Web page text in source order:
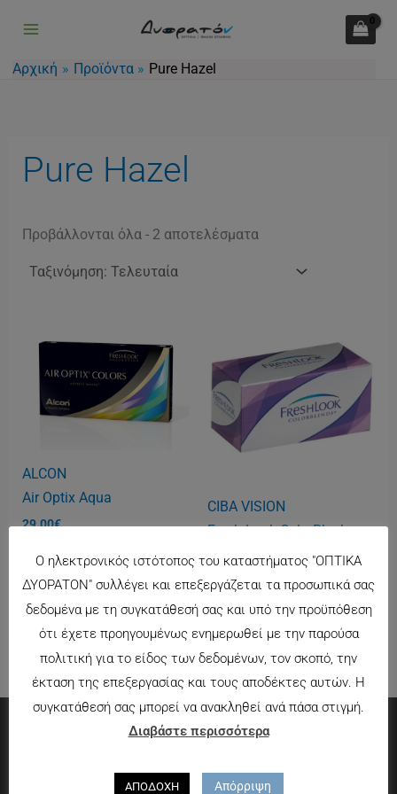
περιεχόμενο
Αρχική Προϊόντα Pure Hazel
Pure Hazel
Προβάλλονται όλα - 2 αποτελέσματα
ALCON
Air Optix Aqua
29.00€
CIBA VISION
Fresh Look ColorBlenb
28.00€
Ο ηλεκτρονικός ιστότοπος του καταστήματος "ΟΠΤΙΚΑ
ΔΥΟΡΑΤΟΝ" συλλέγει και επεξεργάζεται τα προσωπικά σας
δεδομένα με τη συγκατάθεσή σας και υπό την προϋπόθεση
ότι έχετε προηγουμένως ενημερωθεί με την παρούσα
πολιτική για το είδος των δεδομένων, τον σκοπό, την
έκταση της επεξεργασίας και τους αποδέκτες αυτών. Η
συγκατάθεσή σας μπορεί να ανακληθεί ανά πάσα στιγμή.
Διαβάστε περισσότερα
ΑΠΟΔΟΧΗ Απόρριψη